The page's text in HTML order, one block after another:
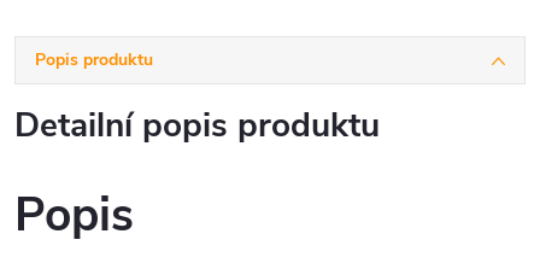
Popis produktu
Detailní popis produktu
Popis